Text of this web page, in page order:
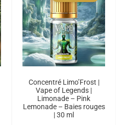
Concentré Limo’Frost |
Vape of Legends |
Limonade – Pink
Lemonade – Baies rouges
| 30 ml